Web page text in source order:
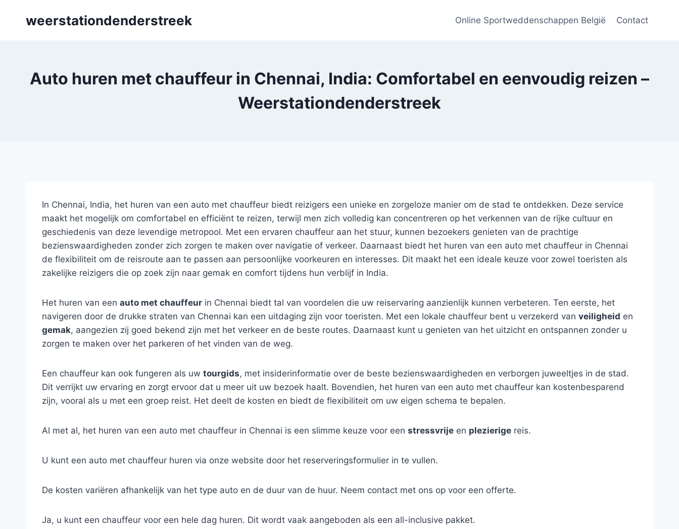
weerstationdenderstreek Online Sportweddenschappen België Contact
Auto huren met chauffeur in Chennai, India: Comfortabel en eenvoudig reizen –
Weerstationdenderstreek
In Chennai, India, het huren van een auto met chauffeur biedt reizigers een unieke en zorgeloze manier om de stad te ontdekken. Deze service
maakt het mogelijk om comfortabel en efficiënt te reizen, terwijl men zich volledig kan concentreren op het verkennen van de rijke cultuur en
geschiedenis van deze levendige metropool. Met een ervaren chauffeur aan het stuur, kunnen bezoekers genieten van de prachtige
bezienswaardigheden zonder zich zorgen te maken over navigatie of verkeer. Daarnaast biedt het huren van een auto met chauffeur in Chennai
de flexibiliteit om de reisroute aan te passen aan persoonlijke voorkeuren en interesses. Dit maakt het een ideale keuze voor zowel toeristen als
zakelijke reizigers die op zoek zijn naar gemak en comfort tijdens hun verblijf in India.
Het huren van een auto met chauffeur in Chennai biedt tal van voordelen die uw reiservaring aanzienlijk kunnen verbeteren. Ten eerste, het
navigeren door de drukke straten van Chennai kan een uitdaging zijn voor toeristen. Met een lokale chauffeur bent u verzekerd van veiligheid en
gemak, aangezien zij goed bekend zijn met het verkeer en de beste routes. Daarnaast kunt u genieten van het uitzicht en ontspannen zonder u
zorgen te maken over het parkeren of het vinden van de weg.
Een chauffeur kan ook fungeren als uw tourgids, met insiderinformatie over de beste bezienswaardigheden en verborgen juweeltjes in de stad.
Dit verrijkt uw ervaring en zorgt ervoor dat u meer uit uw bezoek haalt. Bovendien, het huren van een auto met chauffeur kan kostenbesparend
zijn, vooral als u met een groep reist. Het deelt de kosten en biedt de flexibiliteit om uw eigen schema te bepalen.
Al met al, het huren van een auto met chauffeur in Chennai is een slimme keuze voor een stressvrije en plezierige reis.
U kunt een auto met chauffeur huren via onze website door het reserveringsformulier in te vullen.
De kosten variëren afhankelijk van het type auto en de duur van de huur. Neem contact met ons op voor een offerte.
Ja, u kunt een chauffeur voor een hele dag huren. Dit wordt vaak aangeboden als een all-inclusive pakket.